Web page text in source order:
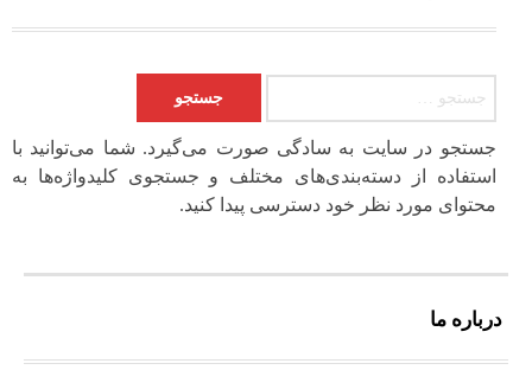
جستجو در سایت به سادگی صورت می‌گیرد. شما می‌توانید با
استفاده از دسته‌بندی‌های مختلف و جستجوی کلیدواژه‌ها به
محتوای مورد نظر خود دسترسی پیدا کنید.
درباره ما